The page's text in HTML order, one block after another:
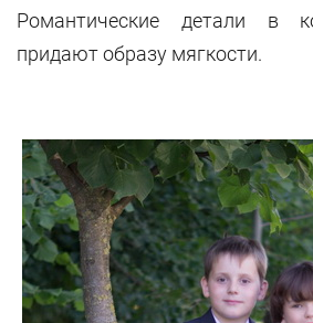
Романтические детали в
придают образу мягкости.